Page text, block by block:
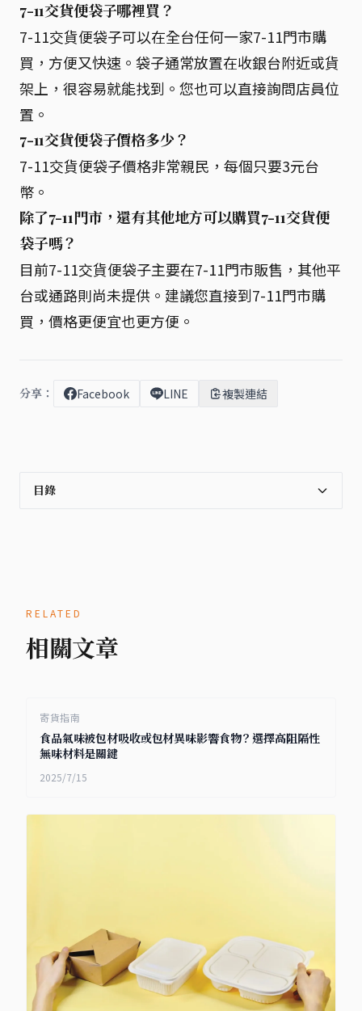
7-11交貨便袋子哪裡買？
7-11交貨便袋子可以在全台任何一家7-11門市購
買，方便又快速。袋子通常放置在收銀台附近或貨
架上，很容易就能找到。您也可以直接詢問店員位
置。
7-11交貨便袋子價格多少？
7-11交貨便袋子價格非常親民，每個只要3元台
幣。
除了7-11門市，還有其他地方可以購買7-11交貨便
袋子嗎？
目前7-11交貨便袋子主要在7-11門市販售，其他平
台或通路則尚未提供。建議您直接到7-11門市購
買，價格更便宜也更方便。
分享： Facebook LINE 複製連結
目錄
RELATED
相關文章
寄貨指南
食品氣味被包材吸收或包材異味影響食物？選擇高阻隔性
無味材料是關鍵
2025/7/15